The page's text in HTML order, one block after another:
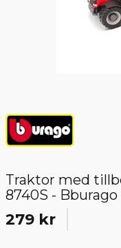
Traktor med
8740S - Bburago
279 kr